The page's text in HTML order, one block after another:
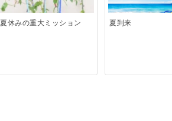
夏休みの重大ミッション 夏到来